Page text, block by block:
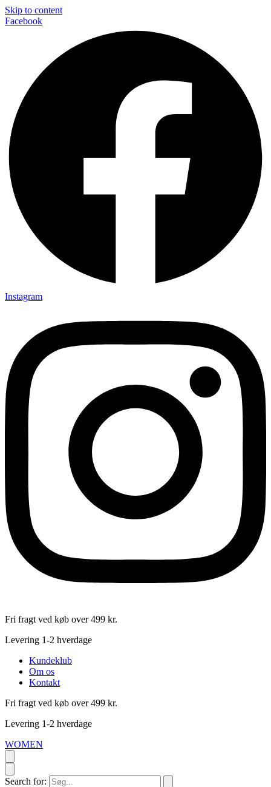
Skip to content
Facebook
Instagram
Fri fragt ved køb over 499 kr.
Levering 1-2 hverdage
Kundeklub
Om os
Kontakt
Fri fragt ved køb over 499 kr.
Levering 1-2 hverdage
WOMEN
Search for: